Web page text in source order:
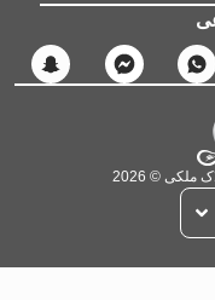
© 2026